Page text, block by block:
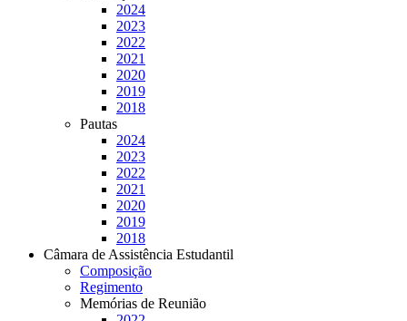
2024
2023
2022
2021
2020
2019
2018
Pautas
2024
2023
2022
2021
2020
2019
2018
Câmara de Assistência Estudantil
Composição
Regimento
Memórias de Reunião